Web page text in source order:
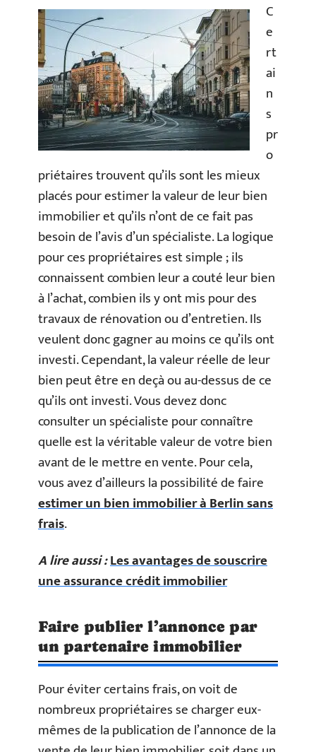
C
e
rt
ai
n
s
pr
o
priétaires trouvent qu’ils sont les mieux
placés pour estimer la valeur de leur bien
immobilier et qu’ils n’ont de ce fait pas
besoin de l’avis d’un spécialiste. La logique
pour ces propriétaires est simple ; ils
connaissent combien leur a couté leur bien
à l’achat, combien ils y ont mis pour des
travaux de rénovation ou d’entretien. Ils
veulent donc gagner au moins ce qu’ils ont
investi. Cependant, la valeur réelle de leur
bien peut être en deçà ou au-dessus de ce
qu’ils ont investi. Vous devez donc
consulter un spécialiste pour connaître
quelle est la véritable valeur de votre bien
avant de le mettre en vente. Pour cela,
vous avez d’ailleurs la possibilité de faire
estimer un bien immobilier à Berlin sans
frais.
A lire aussi :Les avantages de souscrire
une assurance crédit immobilier
Faire publier l’annonce par
un partenaire immobilier
Pour éviter certains frais, on voit de
nombreux propriétaires se charger eux-
mêmes de la publication de l’annonce de la